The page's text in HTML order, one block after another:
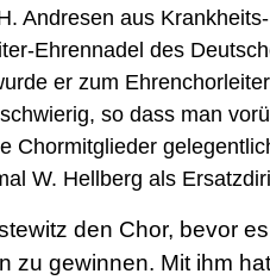
Andresen aus
Ehrennadel des
er zum
so dass man
Chormitglieder
W. Hellberg als
den Chor, bevor
zu gewinnen. Mit ihm